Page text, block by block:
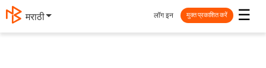
मराठी ☰
लॉग इन मुक्त प्रकाशित करें